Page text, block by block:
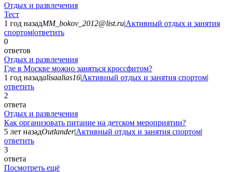
Отдых и развлечения
Тест
1 год назадMM_bokov_2012@list.ru|Активный отдых и занятия
спортом|ответить
0
ответов
Отдых и развлечения
Где в Москве можно заняться кроссфитом?
1 год назадalisaalias16|Активный отдых и занятия спортом|
ответить
2
ответа
Отдых и развлечения
Как организовать питание на детском мероприятии?
5 лет назадOutlander|Активный отдых и занятия спортом|
ответить
3
ответа
Посмотреть ещё